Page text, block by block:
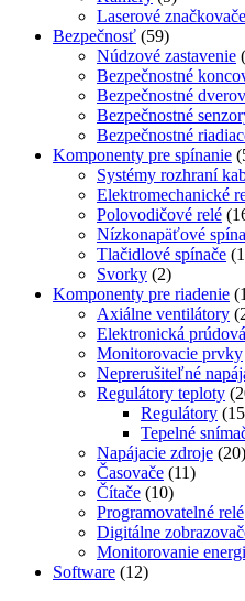
Laserové značkovače
Bezpečnosť (59)
Núdzové zastavenie
Bezpečnostné
Bezpečnostné
Bezpečnostné
Bezpečnostné
Komponenty pre spínanie
Systémy rozhraní
Elektromechanické
Polovodičové relé
Nízkonapäťové
Tlačidlové spínače
Svorky (2)
Komponenty pre riadenie
Axiálne ventilátory
Elektronická
Monitorovacie prvky
Neprerušiteľné
Regulátory teploty
Regulátory
Tepelné
Napájacie zdroje (20)
Časovače (11)
Čítače (10)
Programovatelné relé
Digitálne
Monitorovanie
Software (12)